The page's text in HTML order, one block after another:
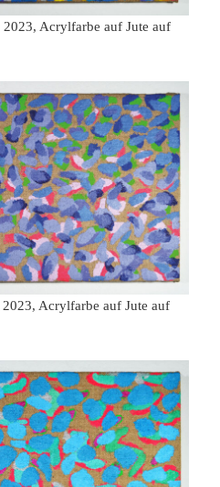
2023, Acrylfarbe auf Jute auf
Acrylfarbe auf Jute auf